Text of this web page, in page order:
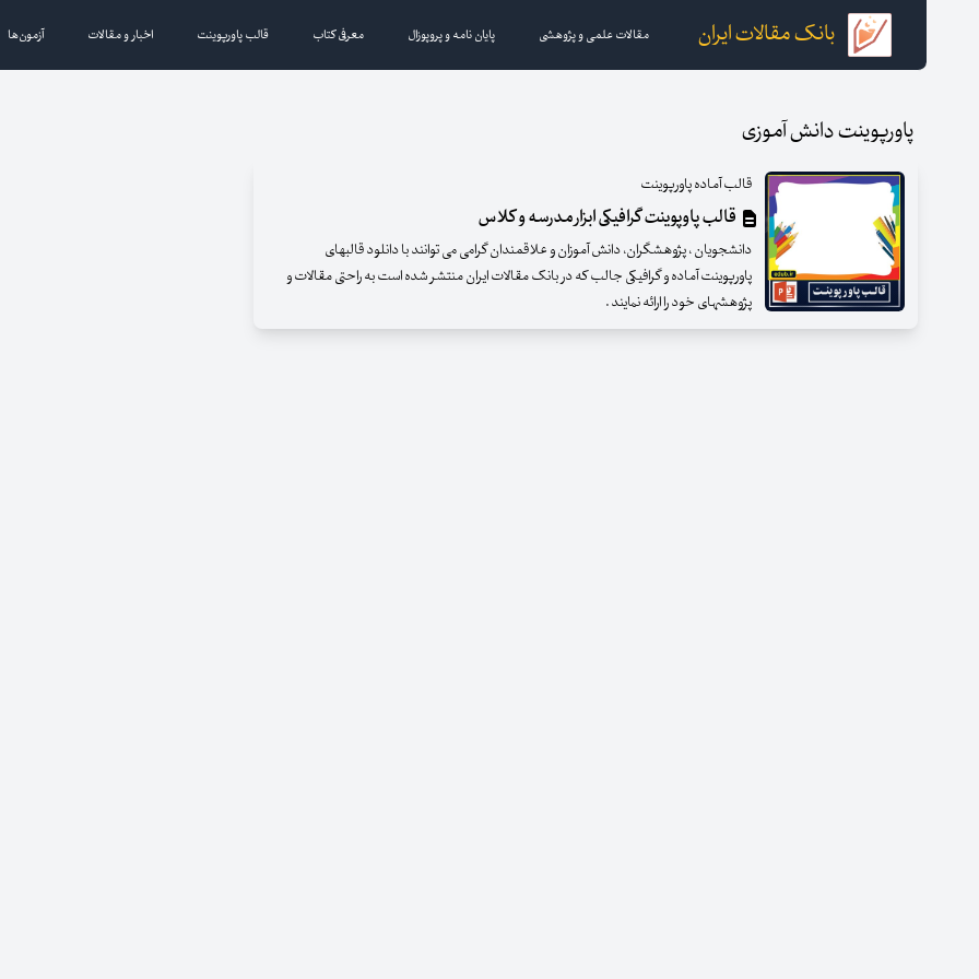
بانک مقالات ایران مقالات علمی و پژوهشی پایان نامه و پروپوزال معرفی کتاب قالب پاورپوینت اخبار و مقالات آزمون‌ها
پاورپوینت دانش آموزی
قالب آماده پاورپوینت
قالب پاوپوینت گرافیکی ابزار مدرسه و کلاس
دانشجویان ، پژوهشگران، دانش آموزان و علاقمندان گرامی می توانند با دانلود قالبهای
پاورپوینت آماده و گرافیکی جالب که در بانک مقالات ایران منتشر شده است به راحتی مقالات و
پژوهشهای خود را ارائه نمایند .